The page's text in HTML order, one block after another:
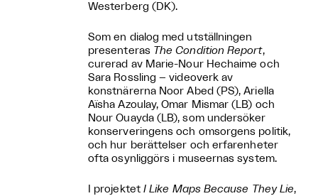
Westerberg (DK).
Som en dialog med utställningen
presenteras The Condition Report,
curerad av Marie-Nour Hechaime och
Sara Rossling – videoverk av
konstnärerna Noor Abed (PS), Ariella
Aïsha Azoulay, Omar Mismar (LB) och
Nour Ouayda (LB), som undersöker
konserveringens och omsorgens politik,
och hur berättelser och erfarenheter
ofta osynliggörs i museernas system.
I projektet I Like Maps Because They Lie,